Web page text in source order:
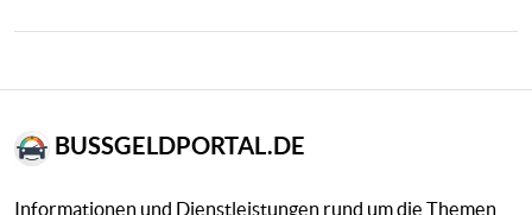
BUSSGELDPORTAL.DE
Informationen und Dienstleistungen rund um die Themen